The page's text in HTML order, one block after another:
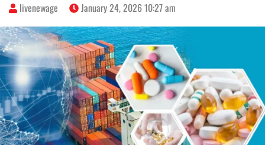
livenewage January 24, 2026 10:27 am